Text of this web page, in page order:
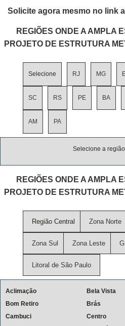
Solicite agora mesmo no link
REGIÕES ONDE A AMPLA
PROJETO DE ESTRUTURA
Selecione RJ MG
SC RS PE BA
AM PA
Selecione a região
REGIÕES ONDE A AMPLA
PROJETO DE ESTRUTURA
Região Central Zona Norte
Zona Sul Zona Leste
Litoral de São Paulo
Aclimação
Bela Vista
Bom Retiro
Brás
Cambuci
Centro